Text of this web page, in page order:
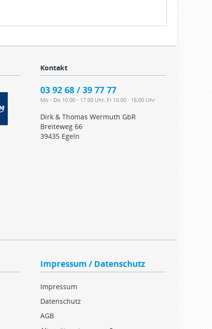
Kontakt
03 92 68 / 39 77 77
Mo - Do 10.00 - 17.00 Uhr, Fr 10.00 - 16.00 Uhr
Dirk & Thomas Wermuth GbR
Breiteweg 66
39435 Egeln
Impressum / Datenschutz
Impressum
Datenschutz
AGB